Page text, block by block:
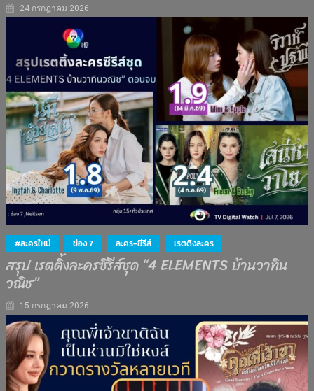
24 กรกฎาคม 2026
#ละครใหม่ ช่อง 7 ละคร-ซีรีส์ เรตติงละคร
สรุป เรตติ้งละครซีรีส์ชุด “4 ELEMENTS บ้านวาทิน
วณิช”
15 กรกฎาคม 2026